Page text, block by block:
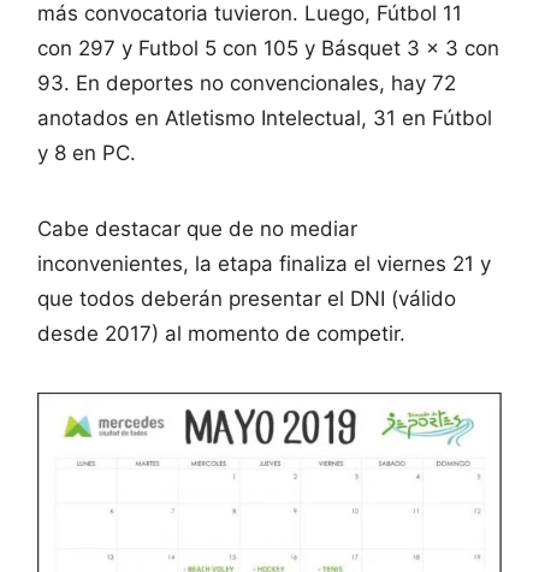
más convocatoria tuvieron. Luego, Fútbol 11
con 297 y Futbol 5 con 105 y Básquet 3 x 3 con
93. En deportes no convencionales, hay 72
anotados en Atletismo Intelectual, 31 en Fútbol
y 8 en PC.
Cabe destacar que de no mediar
inconvenientes, la etapa finaliza el viernes 21 y
que todos deberán presentar el DNI (válido
desde 2017) al momento de competir.